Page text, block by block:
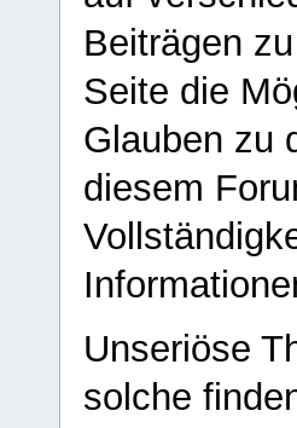
Beiträgen
Seite die
Glauben zu
diesem
Unseriöse
solche